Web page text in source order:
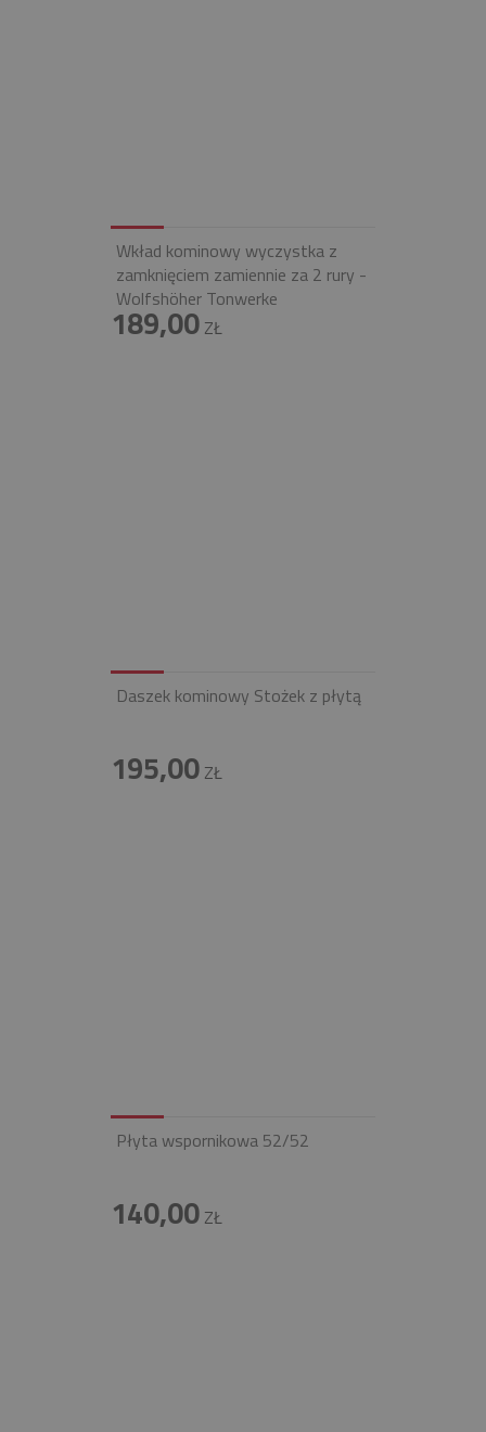
Wkład kominowy wyczystka z
zamknięciem zamiennie za 2 rury -
Wolfshöher Tonwerke
189,00ZŁ
Daszek kominowy Stożek z płytą
195,00ZŁ
Płyta wspornikowa 52/52
140,00ZŁ